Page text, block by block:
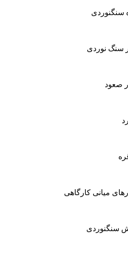
سنگنوردی
سنگ نوردی
صعود
میانی کارگاهی
سنگنوردی